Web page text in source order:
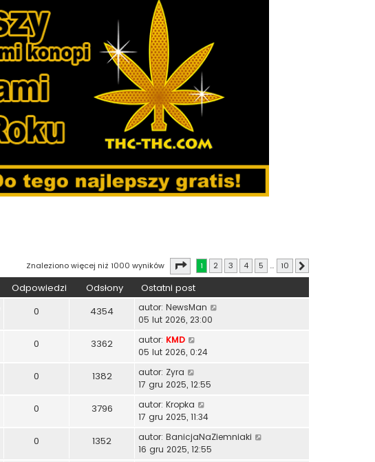
Znaleziono więcej niż 1000 wyników Strona1 10
1 2 3 4 5 … 10
Odpowiedzi Odsłony Ostatni post
0 4354 autor: NewsMan
05 lut 2026, 23:00
0 3362 autor: KMD
05 lut 2026, 0:24
0 1382 autor: Zyra
17 gru 2025, 12:55
0 3796 autor: Kropka
17 gru 2025, 11:34
0 1352 autor: BanicjaNaZiemniaki
16 gru 2025, 12:55